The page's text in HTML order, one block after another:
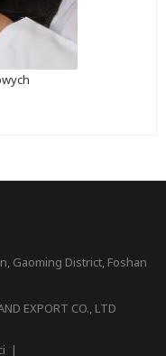
Gaoming District, Foshan
EXPORT CO., LTD
|